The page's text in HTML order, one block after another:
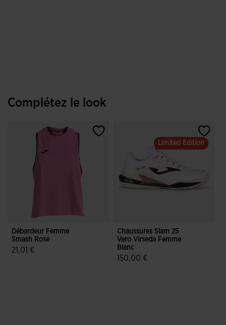
Complétez le look
Débardeur Femme
Smash Rose
21,01 €
Limited Edition
Limited Edition
Chaussures Slam 25
Vero Virseda Femme
Blanc
150,00 €